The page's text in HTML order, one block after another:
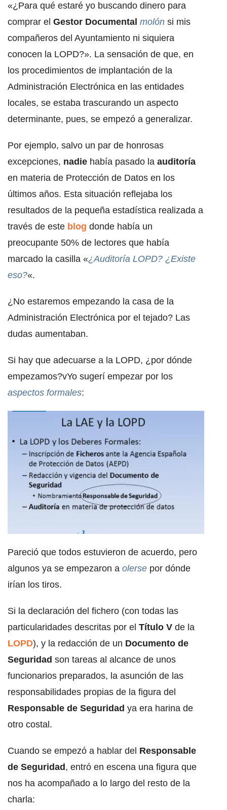
«¿Para qué estaré yo buscando dinero para
comprar el Gestor Documental molón si mis
compañeros del Ayuntamiento ni siquiera
conocen la LOPD?». La sensación de que, en
los procedimientos de implantación de la
Administración Electrónica en las entidades
locales, se estaba trascurando un aspecto
determinante, pues, se empezó a generalizar.
Por ejemplo, salvo un par de honrosas
excepciones, nadie había pasado la auditoría
en materia de Protección de Datos en los
últimos años. Esta situación reflejaba los
resultados de la pequeña estadística realizada a
través de este blog donde había un
preocupante 50% de lectores que había
marcado la casilla «¿Auditoría LOPD? ¿Existe
eso?«.
¿No estaremos empezando la casa de la
Administración Electrónica por el tejado? Las
dudas aumentaban.
Si hay que adecuarse a la LOPD, ¿por dónde
empezamos?vYo sugerí empezar por los
aspectos formales:
Pareció que todos estuvieron de acuerdo, pero
algunos ya se empezaron a olerse por dónde
irían los tiros.
Si la declaración del fichero (con todas las
particularidades descritas por el Título V de la
LOPD), y la redacción de un Documento de
Seguridad son tareas al alcance de unos
funcionarios preparados, la asunción de las
responsabilidades propias de la figura del
Responsable de Seguridad ya era harina de
otro costal.
Cuando se empezó a hablar del Responsable
de Seguridad, entró en escena una figura que
nos ha acompañado a lo largo del resto de la
charla: